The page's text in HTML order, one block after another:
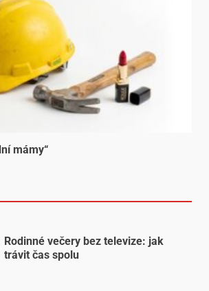
mámy“
Rodinné večery bez televize: jak
trávit čas spolu